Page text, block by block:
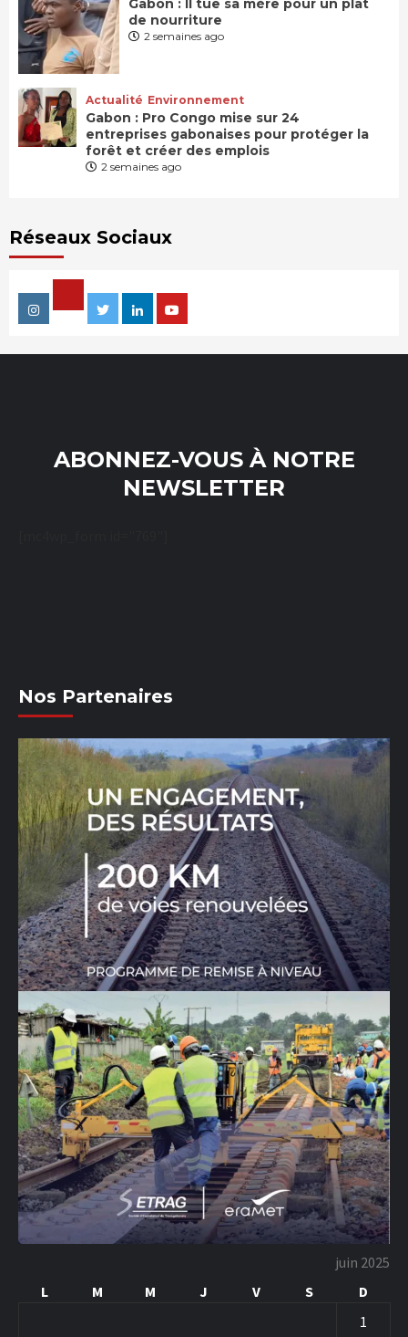
de nourriture
2 semaines ago
Actualité Environnement
Gabon : Pro Congo mise sur 24
entreprises gabonaises pour protéger la
forêt et créer des emplois
2 semaines ago
Réseaux Sociaux
Instagram
Facebook
TwitterLinkedin
ABONNEZ-VOUS À NOTRE
NEWSLETTER
Nos Partenaires
juin 2025
L
M M J V S
D
1